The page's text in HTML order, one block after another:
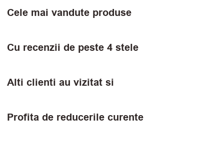
Cele mai vandute produse
Cu recenzii de peste 4 stele
Alti clienti au vizitat si
Profita de reducerile curente